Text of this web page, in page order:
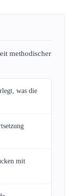
methodischer
was die
mit